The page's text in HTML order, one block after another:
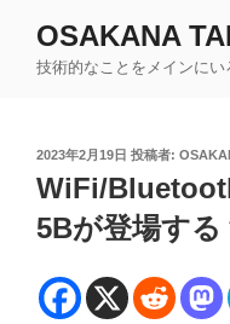
OSAKANA
技術的なことをメインに
投
稿
日:
2023年2月19日 投稿者:
WiFi/
5Bが登場する